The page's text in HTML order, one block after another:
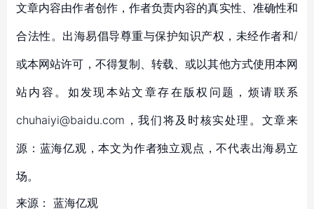
文章内容由作者创作，作者负责内容的真实性、准确性和
合法性。出海易倡导尊重与保护知识产权，未经作者和/
或本网站许可，不得复制、转载、或以其他方式使用本网
站内容。如发现本站文章存在版权问题，烦请联系
chuhaiyi@baidu.com，我们将及时核实处理。文章来
源：蓝海亿观，本文为作者独立观点，不代表出海易立
场。
来源： 蓝海亿观